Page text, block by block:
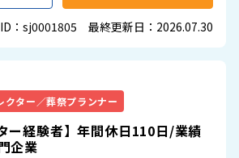
：sj0001805 最終更新日：2026.07.30
クター／葬祭プランナー
ー経験者】年間休日110日/業績
企業